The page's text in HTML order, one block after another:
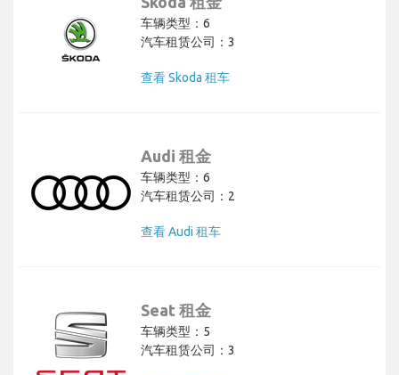
车辆类型：6
汽车租赁公司：3
查看 Skoda 租车
Audi 租金
车辆类型：6
汽车租赁公司：2
查看 Audi 租车
Seat 租金
车辆类型：5
汽车租赁公司：3